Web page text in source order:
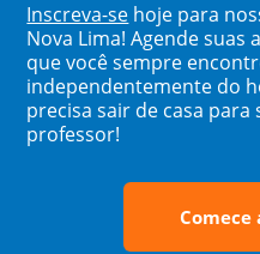
Inscreva-se hoje para
Nova Lima! Agende suas
que você sempre
independentemente do
precisa sair de casa
professor!
Comece